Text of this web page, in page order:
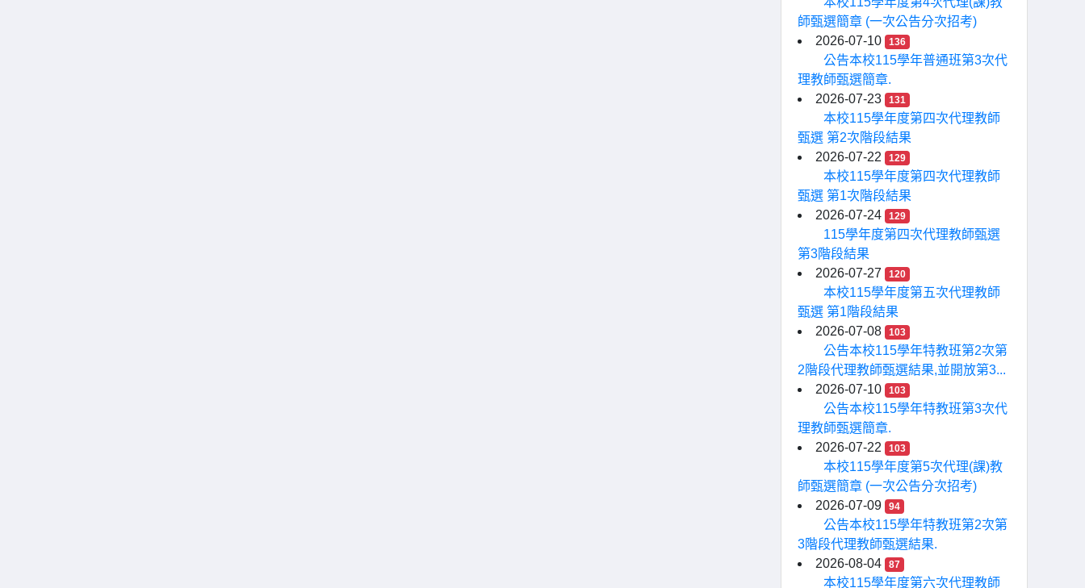
師甄選簡章 (一次公告分次招考)
2026-07-10
136
公告本校115學年普通班第3次代
理教師甄選簡章.
2026-07-23
131
本校115學年度第四次代理教師
甄選 第2次階段結果
2026-07-22
129
本校115學年度第四次代理教師
甄選 第1次階段結果
2026-07-24
129
115學年度第四次代理教師甄選
第3階段結果
2026-07-27
120
本校115學年度第五次代理教師
甄選 第1階段結果
2026-07-08
103
公告本校115學年特教班第2次第
2階段代理教師甄選結果,並開放第3...
2026-07-10
103
公告本校115學年特教班第3次代
理教師甄選簡章.
2026-07-22
103
本校115學年度第5次代理(課)教
師甄選簡章 (一次公告分次招考)
2026-07-09
94
公告本校115學年特教班第2次第
3階段代理教師甄選結果.
2026-08-04
87
本校115學年度第六次代理教師